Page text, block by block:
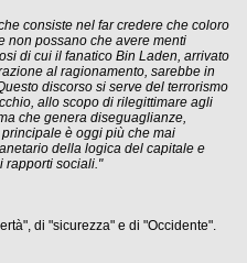
consiste nel far credere che coloro
non possano che avere menti
di cui il fanatico Bin Laden, arrivato
al ragionamento, sarebbe in
discorso si serve del terrorismo
allo scopo di rilegittimare agli
che genera diseguaglianze,
è oggi più che mai
della logica del capitale e
rapporti sociali."
di "sicurezza" e di "Occidente".